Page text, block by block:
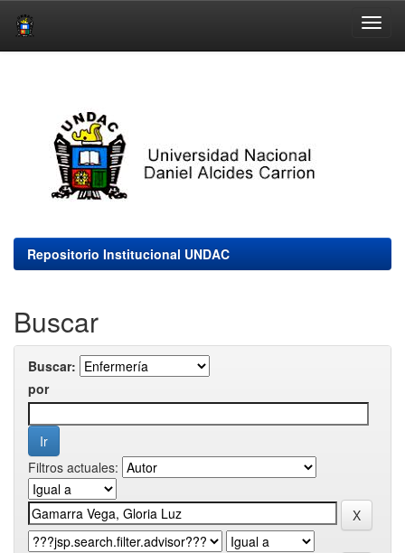
Repositorio Institucional UNDAC
Buscar
Buscar:
por
Filtros actuales: